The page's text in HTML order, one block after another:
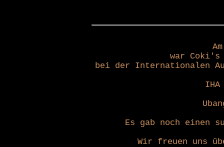
war Coki's
bei der Internationalen
Es gab noch einen
Wir freuen uns